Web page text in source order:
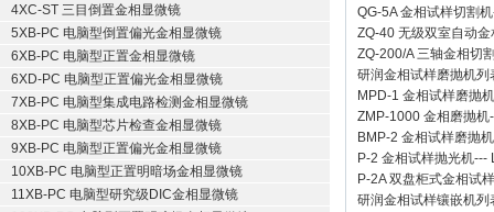
4XC-ST 三目倒置金相显微镜
5XB-PC 电脑型倒置偏光金相显微镜
6XB-PC 电脑型正置金相显微镜
6XD-PC 电脑型正置偏光金相显微镜
7XB-PC 电脑型集成电路检测金相显微镜
8XB-PC 电脑型芯片检查金相显微镜
9XB-PC 电脑型正置偏光金相显微镜
10XB-PC 电脑型正置明暗场金相显微镜
11XB-PC 电脑型研究级DIC金相显微镜
QG-5A 金相试样切割机
ZQ-40 无级双室自动金
ZQ-200/A 三轴金相切
研润金相试样磨抛机列
MPD-1 金相试样磨抛机
ZMP-1000 金相磨抛机
BMP-2 金相试样磨抛机
P-2 金相试样抛光机---
P-2A 双盘柜式金相试
研润金相试样镶嵌机列